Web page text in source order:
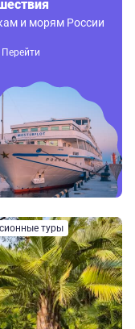
и морям России
Перейти
туры